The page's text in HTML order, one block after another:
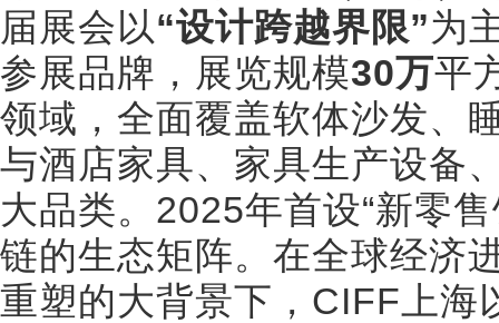
届展会以“设计跨越界限”为
参展品牌，展览规模30万平
领域，全面覆盖软体沙发、
与酒店家具、家具生产设备
大品类。2025年首设“新零
链的生态矩阵。在全球经济
重塑的大背景下，CIFF上海